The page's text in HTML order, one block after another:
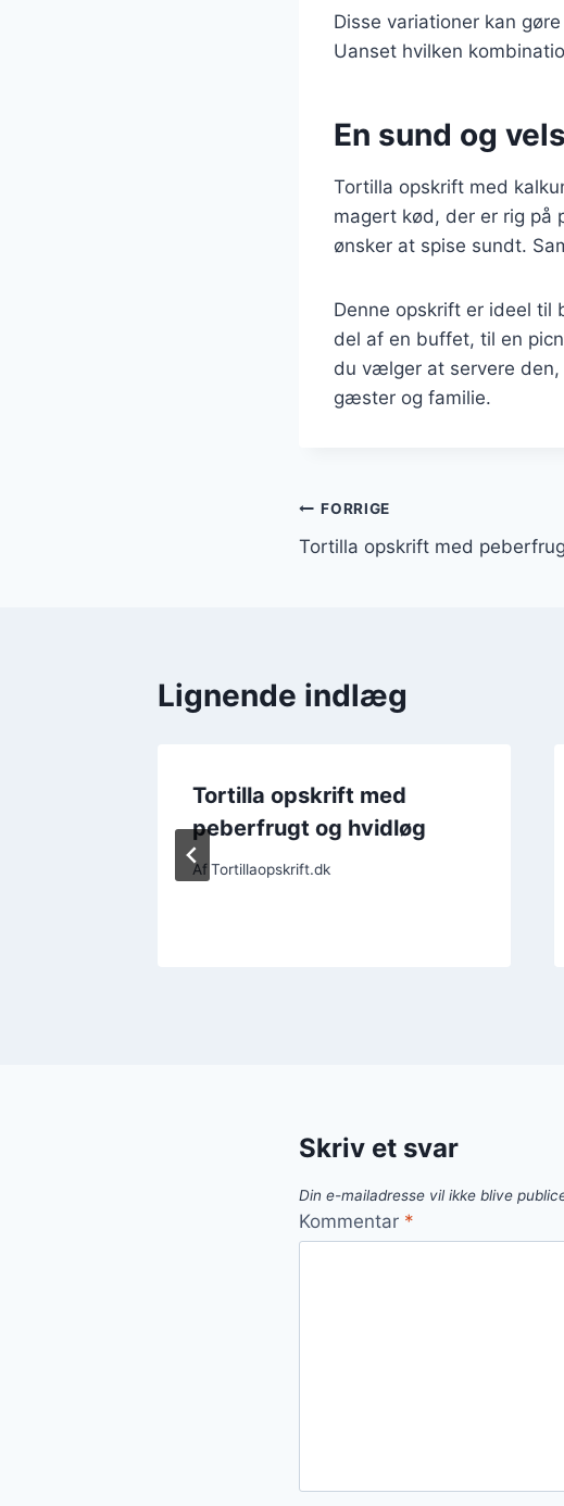
Disse variationer kan
Uanset hvilken
En sund og
Tortilla opskrift med
magert kød, der er rig på
ønsker at spise sundt.
Denne opskrift er ideel til
del af en buffet, til en
du vælger at servere
gæster og familie.
Indlægsnavigation
FORRIGE
Tortilla opskrift med
Lignende indlæg
Tortilla opskrift med
peberfrugt og hvidløg
AfTortillaopskrift.dk
Skriv et svar
Din e-mailadresse vil ikke blive
Kommentar *